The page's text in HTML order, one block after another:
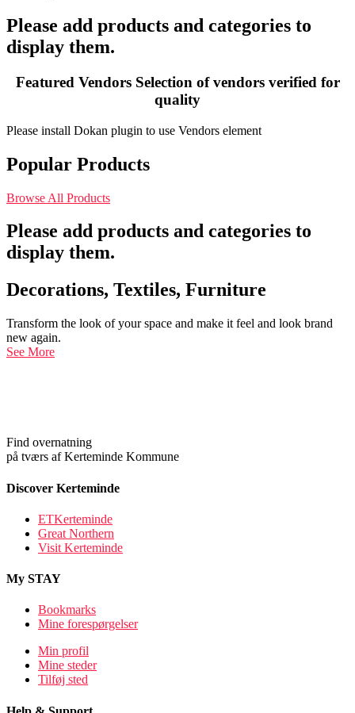
Please add products and categories to
display them.
Featured Vendors Selection of vendors verified for
quality
Please install Dokan plugin to use Vendors element
Popular Products
Browse All Products
Please add products and categories to
display them.
Decorations, Textiles, Furniture
Transform the look of your space and make it feel and look brand
new again.
See More
Find overnatning
på tværs af Kerteminde Kommune
Discover Kerteminde
ETKerteminde
Great Northern
Visit Kerteminde
My STAY
Bookmarks
Mine forespørgelser
Min profil
Mine steder
Tilføj sted